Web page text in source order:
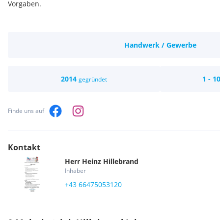
Vorgaben.
Handwerk / Gewerbe
2014 gegründet 1 - 10
Finde uns auf
Kontakt
Herr Heinz Hillebrand
Inhaber
+43 66475053120